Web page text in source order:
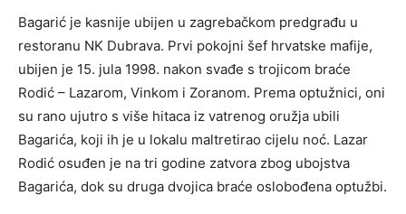
Bagarić je kasnije ubijen u zagrebačkom predgrađu u
restoranu NK Dubrava. Prvi pokojni šef hrvatske mafije,
ubijen je 15. jula 1998. nakon svađe s trojicom braće
Rodić – Lazarom, Vinkom i Zoranom. Prema optužnici, oni
su rano ujutro s više hitaca iz vatrenog oružja ubili
Bagarića, koji ih je u lokalu maltretirao cijelu noć. Lazar
Rodić osuđen je na tri godine zatvora zbog ubojstva
Bagarića, dok su druga dvojica braće oslobođena optužbi.